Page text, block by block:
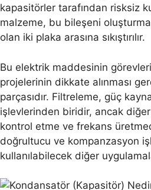
kapasitörler tarafından risksiz
malzeme, bu bileşeni
olan iki plaka arasına sıkıştırılır.
Bu elektrik maddesinin
projelerinin dikkate alınması
parçasıdır. Filtreleme, güç
işlevlerinden biridir, ancak
kontrol etme ve frekans
doğrultucu ve kompanzasyon
kullanılabilecek diğer